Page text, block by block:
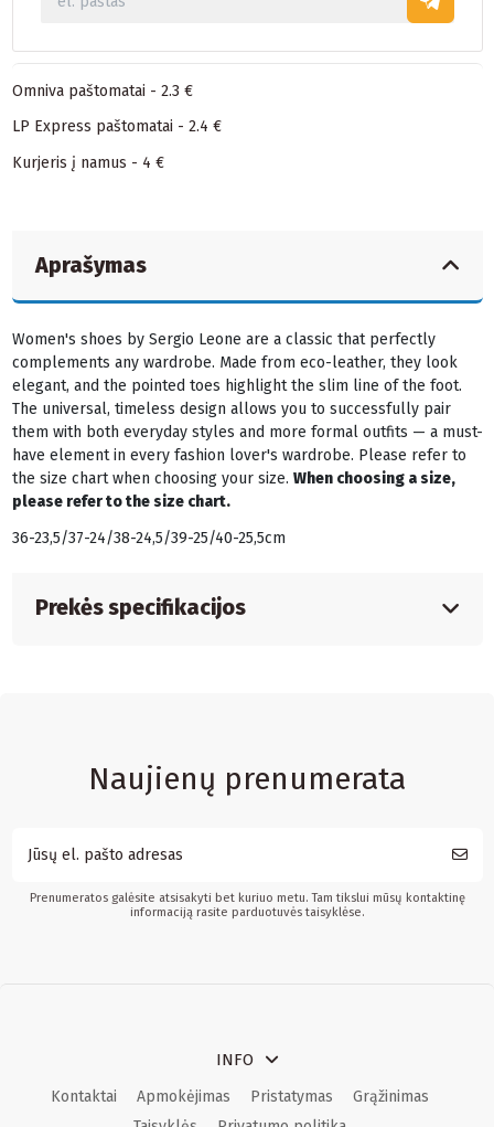
Omniva paštomatai - 2.3 €
LP Express paštomatai - 2.4 €
Kurjeris į namus - 4 €
Aprašymas
Women's shoes by Sergio Leone are a classic that perfectly
complements any wardrobe. Made from eco-leather, they look
elegant, and the pointed toes highlight the slim line of the foot.
The universal, timeless design allows you to successfully pair
them with both everyday styles and more formal outfits — a must-
have element in every fashion lover's wardrobe. Please refer to
the size chart when choosing your size. When choosing a size,
please refer to the size chart.
36-23,5/37-24/38-24,5/39-25/40-25,5cm
Prekės specifikacijos
Naujienų prenumerata
Prenumeratos galėsite atsisakyti bet kuriuo metu. Tam tikslui mūsų kontaktinę
informaciją rasite parduotuvės taisyklėse.
INFO
Kontaktai Apmokėjimas Pristatymas
Grąžinimas